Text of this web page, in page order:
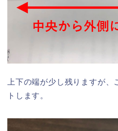
上下の端が少し残りますが、
トします。